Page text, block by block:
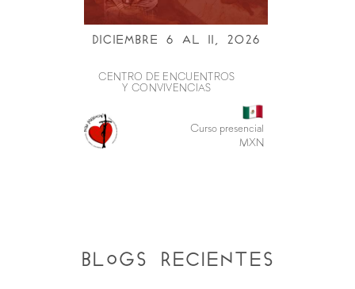
Diciembre 6 al ii, 2026
CENTRO DE ENCUENTROS
Y CONVIVENCIAS
Curso presencial
MXN
blogs recientes